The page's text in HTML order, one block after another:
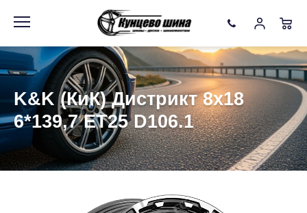
K&K (КиК) Дистрикт 8x18
6*139,7 ET25 D106.1
Информация Фото товара